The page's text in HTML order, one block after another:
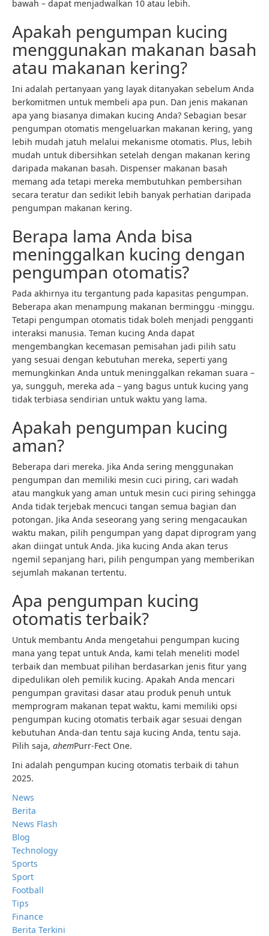
bawah – dapat menjadwalkan 10 atau lebih.
Apakah pengumpan kucing
menggunakan makanan basah
atau makanan kering?
Ini adalah pertanyaan yang layak ditanyakan sebelum Anda
berkomitmen untuk membeli apa pun. Dan jenis makanan
apa yang biasanya dimakan kucing Anda? Sebagian besar
pengumpan otomatis mengeluarkan makanan kering, yang
lebih mudah jatuh melalui mekanisme otomatis. Plus, lebih
mudah untuk dibersihkan setelah dengan makanan kering
daripada makanan basah. Dispenser makanan basah
memang ada tetapi mereka membutuhkan pembersihan
secara teratur dan sedikit lebih banyak perhatian daripada
pengumpan makanan kering.
Berapa lama Anda bisa
meninggalkan kucing dengan
pengumpan otomatis?
Pada akhirnya itu tergantung pada kapasitas pengumpan.
Beberapa akan menampung makanan berminggu -minggu.
Tetapi pengumpan otomatis tidak boleh menjadi pengganti
interaksi manusia. Teman kucing Anda dapat
mengembangkan kecemasan pemisahan jadi pilih satu
yang sesuai dengan kebutuhan mereka, seperti yang
memungkinkan Anda untuk meninggalkan rekaman suara –
ya, sungguh, mereka ada – yang bagus untuk kucing yang
tidak terbiasa sendirian untuk waktu yang lama.
Apakah pengumpan kucing
aman?
Beberapa dari mereka. Jika Anda sering menggunakan
pengumpan dan memiliki mesin cuci piring, cari wadah
atau mangkuk yang aman untuk mesin cuci piring sehingga
Anda tidak terjebak mencuci tangan semua bagian dan
potongan. Jika Anda seseorang yang sering mengacaukan
waktu makan, pilih pengumpan yang dapat diprogram yang
akan diingat untuk Anda. Jika kucing Anda akan terus
ngemil sepanjang hari, pilih pengumpan yang memberikan
sejumlah makanan tertentu.
Apa pengumpan kucing
otomatis terbaik?
Untuk membantu Anda mengetahui pengumpan kucing
mana yang tepat untuk Anda, kami telah meneliti model
terbaik dan membuat pilihan berdasarkan jenis fitur yang
dipedulikan oleh pemilik kucing. Apakah Anda mencari
pengumpan gravitasi dasar atau produk penuh untuk
memprogram makanan tepat waktu, kami memiliki opsi
pengumpan kucing otomatis terbaik agar sesuai dengan
kebutuhan Anda-dan tentu saja kucing Anda, tentu saja.
Pilih saja, ahemPurr-Fect One.
Ini adalah pengumpan kucing otomatis terbaik di tahun
2025.
News
Berita
News Flash
Blog
Technology
Sports
Sport
Football
Tips
Finance
Berita Terkini